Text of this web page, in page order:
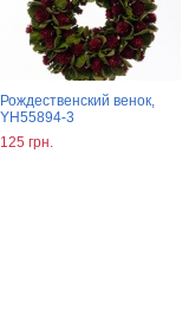
Рождественский венок,
YH55894-3
125 грн.